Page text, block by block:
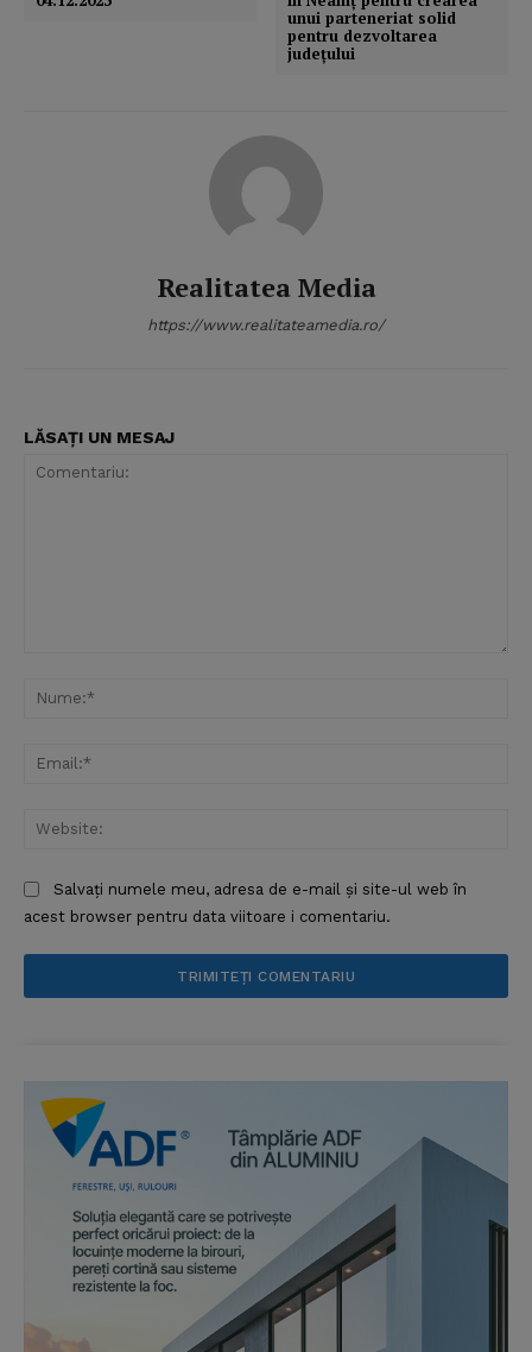
unui parteneriat solid
pentru dezvoltarea
judeţului
Realitatea Media
https://www.realitateamedia.ro/
LĂSAȚI UN MESAJ
Salvați numele meu, adresa de e-mail și site-ul web în
acest browser pentru data viitoare i comentariu.